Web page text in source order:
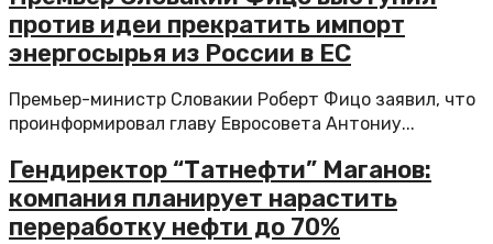
против идеи прекратить импорт
энергосырья из России в ЕС
Премьер-министр Словакии Роберт Фицо заявил, что
проинформировал главу Евросовета Антониу...
Гендиректор “Татнефти” Маганов:
компания планирует нарастить
переработку нефти до 70%